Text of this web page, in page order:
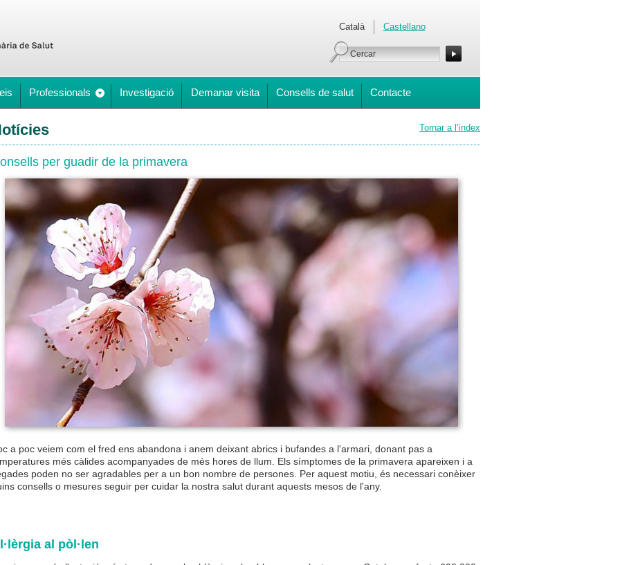
Català Castellano
Professionals Investigació Demanar visita Consells de salut Contacte
Tornar a l'índex
per guadir de la primavera
a poc veiem com el fred ens abandona i anem deixant abrics i bufandes a l'armari, donant pas a
més càlides acompanyades de més hores de llum. Els símptomes de la primavera apareixen i a
poden no ser agradables per a un bon nombre de persones. Per aquest motiu, és necessari conèixer
consells o mesures seguir per cuidar la nostra salut durant aquests mesos de l'any.
al pòl·len